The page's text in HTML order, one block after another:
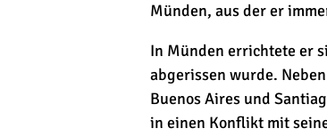
Münden, aus der er
In Münden errichtete er
abgerissen wurde.
Buenos Aires und
in einen Konflikt mit